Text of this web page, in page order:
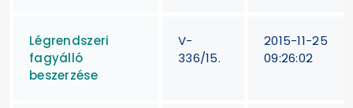
Légrendszeri
fagyálló
beszerzése
V-
336/15.
2015-11-25
09:26:02